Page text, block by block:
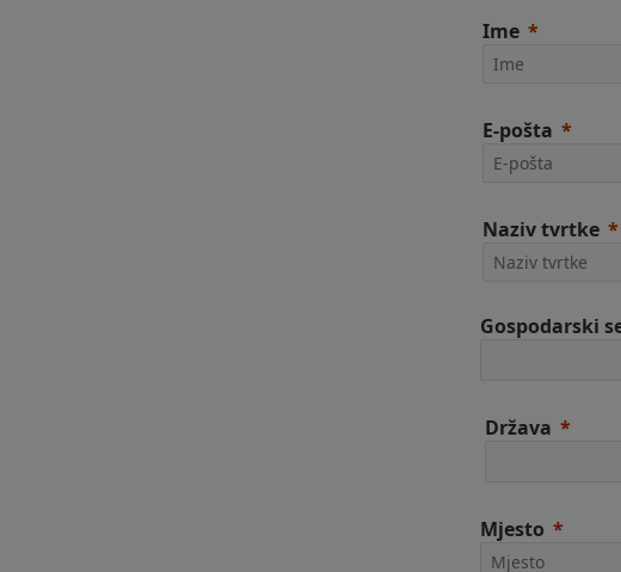
Ime
E-pošta
Naziv tvrtke
Gospodarski
Država
Mjesto